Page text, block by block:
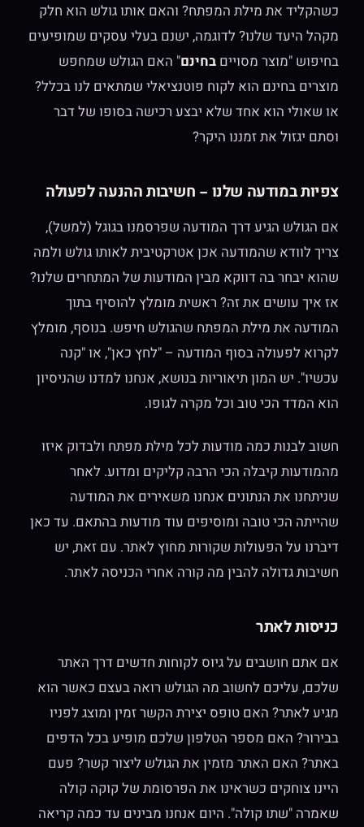
כשהקליד את מילת המפתח? והאם אותו גולש הוא חלק
מקהל היעד שלנו? לדוגמה, ישנם בעלי עסקים שמופיעים
בחיפוש "מוצר מסויים בחינם" האם הגולש שמחפש
מוצרים בחינם הוא לקוח פוטנציאלי שמתאים לנו בכלל?
או שאולי הוא אחד שלא יבצע רכישה בסופו של דבר
וסתם יגזול את זמננו היקר?
צפיות במודעה שלנו – חשיבות ההנעה לפעולה
אם הגולש הגיע דרך המודעה שפרסמנו בגוגל (למשל),
צריך לוודא שהמודעה אכן אטרקטיבית לאותו גולש ולמה
שהוא יבחר בה דווקא מבין המודעות של המתחרים שלנו?
אז איך עושים את זה? ראשית מומלץ להוסיף בתוך
המודעה את מילת המפתח שהגולש חיפש. בנוסף, מומלץ
לקרוא לפעולה בסוף המודעה – "לחץ כאן", או "קנה
עכשיו". יש המון תיאוריות בנושא, אנחנו למדנו שהניסיון
הוא המדד הכי טוב וכל מקרה לגופו.
חשוב לבנות כמה מודעות לכל מילת מפתח ולבדוק איזו
מהמודעות קיבלה הכי הרבה קליקים ומדוע. לאחר
שניתחנו את הנתונים אנחנו משאירים את המודעה
שהייתה הכי טובה ומוסיפים עוד מודעות בהתאם. עד כאן
דיברנו על הפעולות שקורות מחוץ לאתר. עם זאת, יש
חשיבות גדולה להבין מה קורה אחרי הכניסה לאתר.
כניסות לאתר
אם אתם חושבים על גיוס לקוחות חדשים דרך האתר
שלכם, עליכם לחשוב מה הגולש רואה בעצם כאשר הוא
מגיע לאתר? האם טופס יצירת הקשר זמין ומוצג לפניו
בבירור? האם מספר הטלפון שלכם מופיע בכל הדפים
באתר? האם האתר מזמין את הגולש ליצור קשר? פעם
היינו צוחקים כשראינו את הפרסומת של קוקה קולה
שאמרה "שתו קולה". היום אנחנו מבינים עד כמה קריאה